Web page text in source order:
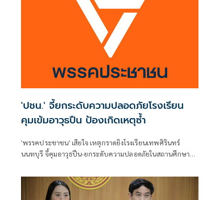
'ปชน.' จี้ยกระดับความปลอดภัยโรงเรียน
คุมเข้มอาวุธปืน ป้องเกิดเหตุซ้ำ
'พรรคประชาชน' เสียใจ เหตุกราดยิงโรงเรียนเทพศิรินทร์
นนทบุรี จี้คุมอาวุธปืน-ยกระดับความปลอดภัยในสถานศึกษา